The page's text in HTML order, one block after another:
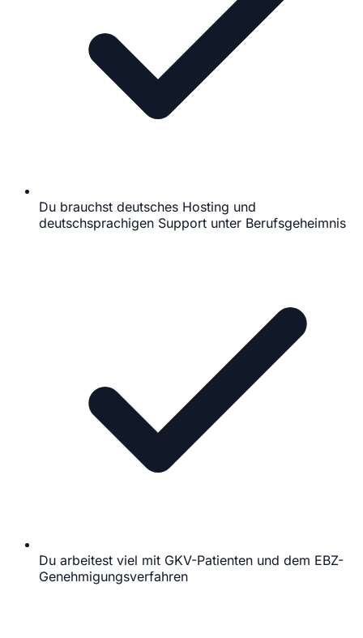
Du brauchst deutsches Hosting und
deutschsprachigen Support unter Berufsgeheimnis
Du arbeitest viel mit GKV-Patienten und dem EBZ-
Genehmigungsverfahren